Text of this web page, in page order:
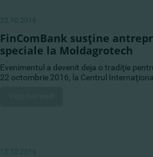
20.10.2016
FinComBank susţine
speciale la Moldagrotech
Evenimentul a devenit deja o tradiţie
22 octombrie 2016, la Centrul
13.10.2016